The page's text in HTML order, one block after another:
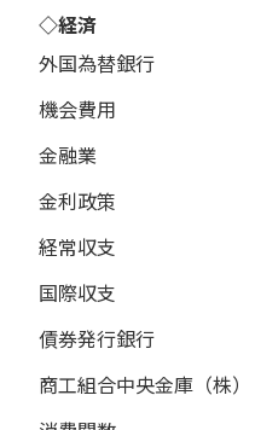
◇経済
外国為替銀行
機会費用
金融業
金利政策
経常収支
国際収支
債券発行銀行
商工組合中央金庫（株）